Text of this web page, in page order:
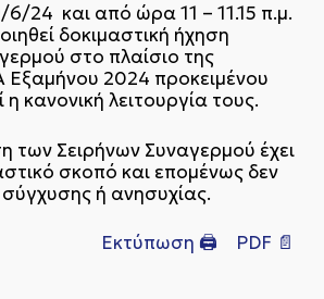
6/24 και από ώρα 11 – 11.15 π.μ.
δοκιμαστική ήχηση
στο πλαίσιο της
Εξαμήνου 2024 προκειμένου
κανονική λειτουργία τους.
των Σειρήνων Συναγερμού έχει
σκοπό και επομένως δεν
ή ανησυχίας.
Εκτύπωση 🖨 PDF 📄